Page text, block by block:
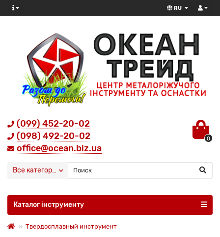
RU
(099) 452-20-02
(098) 492-20-02
office@ocean.biz.ua
0
Все категории
Каталог інструменту
Твердосплавный инструмент